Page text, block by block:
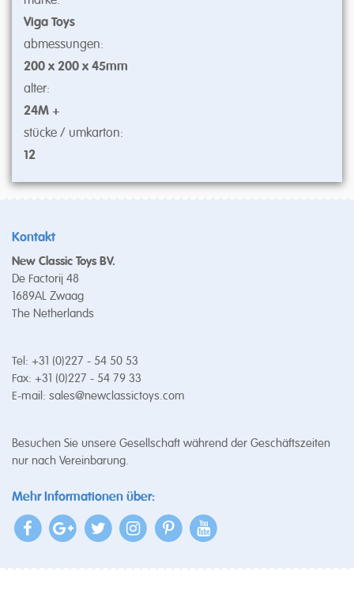
Viga Toys
abmessungen:
200 x 200 x 45mm
alter:
24M +
stücke / umkarton:
12
Kontakt
New Classic Toys BV.
De Factorij 48
1689AL Zwaag
The Netherlands
Tel: +31 (0)227 - 54 50 53
Fax: +31 (0)227 - 54 79 33
E-mail: sales@newclassictoys.com
Besuchen Sie unsere Gesellschaft während der Geschäftszeiten
nur nach Vereinbarung.
Mehr Informationen über: